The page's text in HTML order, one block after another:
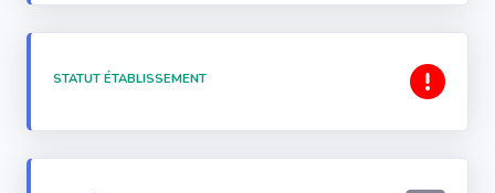
STATUT ÉTABLISSEMENT